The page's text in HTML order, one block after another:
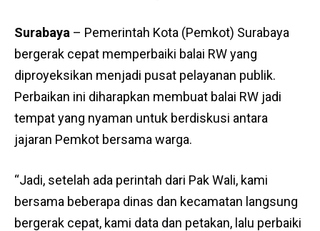
Surabaya – Pemerintah Kota (Pemkot) Surabaya
bergerak cepat memperbaiki balai RW yang
diproyeksikan menjadi pusat pelayanan publik.
Perbaikan ini diharapkan membuat balai RW jadi
tempat yang nyaman untuk berdiskusi antara
jajaran Pemkot bersama warga.
“Jadi, setelah ada perintah dari Pak Wali, kami
bersama beberapa dinas dan kecamatan langsung
bergerak cepat, kami data dan petakan, lalu perbaiki